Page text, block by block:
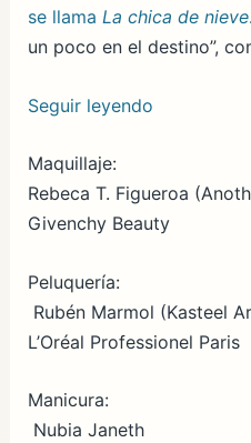
se llama La chica de nieve
un poco en el destino”,
Seguir leyendo
Maquillaje:
Rebeca T. Figueroa
Givenchy Beauty
Peluquería:
Rubén Marmol (Kasteel
L’Oréal Professionel Paris
Manicura:
Nubia Janeth